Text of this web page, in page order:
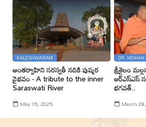
KALESHWARAM
అంతర్వాహిని సరస్వతీ నదికి పుష్కర
వైభవం - A tribute to the inner
Saraswati River
May 15, 2025
DR.
శ్రీశైలం
ఆర్ఎస్ఎస్
భగవత్..
March